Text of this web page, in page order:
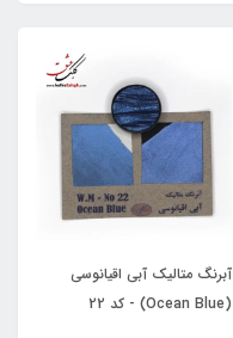
آبرنگ متالیک آبی اقیانوسی
(Ocean Blue) - کد 22